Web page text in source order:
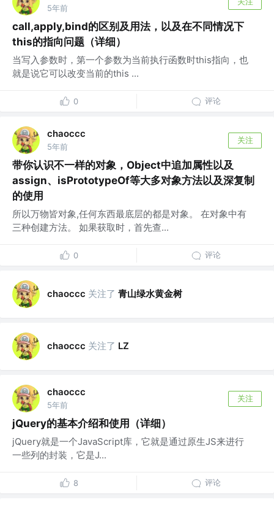
5年前
call,apply,bind的区别及用法，以及在不同情况下
this的指向问题（详细）
当写入参数时，第一个参数为当前执行函数时this指向，也
就是说它可以改变当前的this ...
0 评论
chaoccc
5年前
关注
带你认识不一样的对象，Object中追加属性以及
assign、isPrototypeOf等大多对象方法以及深复制
的使用
所以万物皆对象,任何东西最底层的都是对象。 在对象中有
三种创建方法。 如果获取时，首先查...
0 评论
chaoccc 关注了 青山绿水黄金树
chaoccc 关注了 LZ
chaoccc
5年前
关注
jQuery的基本介绍和使用（详细）
jQuery就是一个JavaScript库，它就是通过原生JS来进行
一些列的封装，它是J...
8 评论